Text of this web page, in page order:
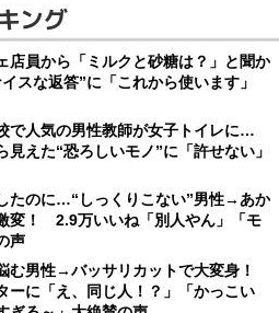
ング
店員から「ミルクと砂糖は？」と聞か
な返答”に「これから使います」
で人気の男性教師が女子トイレに…
見えた“恐ろしいモノ”に「許せない」
たのに…“しっくりこない”男性→あか
変！ 2.9万いいね「別人やん」「モ
声
む男性→バッサリカットで大変身！
ーに「え、同じ人！？」「かっこい